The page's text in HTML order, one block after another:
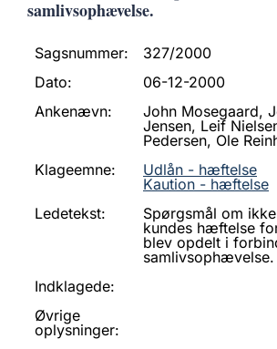
samlivsophævelse.
Sagsnummer:
327/2000
Dato:
06-12-2000
Ankenævn:
John Mosegaard,
Jensen, Leif
Pedersen, Ole
Klageemne:
Udlån - hæftelse
Kaution - hæftelse
Ledetekst:
Spørgsmål om
kundes hæftelse
blev opdelt i
samlivsophævelse.
Indklagede:
Øvrige
oplysninger: